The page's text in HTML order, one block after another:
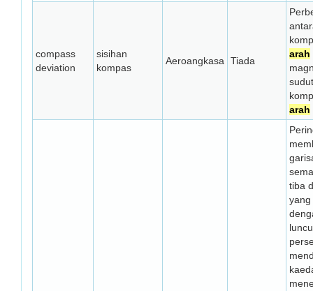
compass
deviation
sisihan
kompas
Aeroangkasa Tiada
arah
arah
tiba